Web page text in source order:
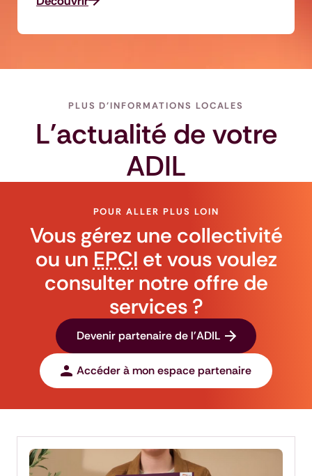
L'actualité de votre
ADIL
PLUS D'INFORMATIONS LOCALES
Vous gérez une collectivité
ou un EPCI et vous voulez
consulter notre offre de
services ?
POUR ALLER PLUS LOIN
Devenir partenaire de l'ADIL
Accéder à mon espace partenaire